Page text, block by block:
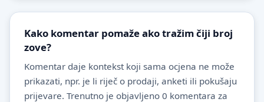
Kako komentar pomaže ako tražim čiji broj
zove?
Komentar daje kontekst koji sama ocjena ne može
prikazati, npr. je li riječ o prodaji, anketi ili pokušaju
prijevare. Trenutno je objavljeno 0 komentara za